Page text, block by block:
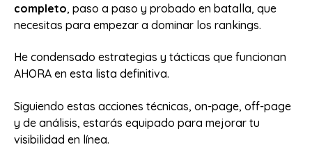
completo, paso a paso y probado en batalla, que
necesitas para empezar a dominar los rankings.
He condensado estrategias y tácticas que funcionan
AHORA en esta lista definitiva.
Siguiendo estas acciones técnicas, on-page, off-page
y de análisis, estarás equipado para mejorar tu
visibilidad en línea.